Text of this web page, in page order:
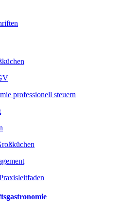
professionell steuern